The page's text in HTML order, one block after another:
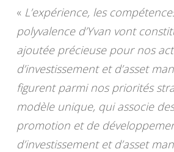
«L’expérience, les
polyvalence d’Yvan vont
ajoutée précieuse pour nos
d’investissement et d’asset
figurent parmi nos priorités
modèle unique, qui associe
promotion et de
d’investissement et d’asset